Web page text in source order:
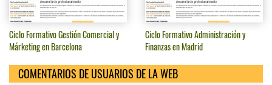
Ciclo Formativo Gestión Comercial y
Márketing en Barcelona
Ciclo Formativo Administración y
Finanzas en Madrid
COMENTARIOS DE USUARIOS DE LA WEB